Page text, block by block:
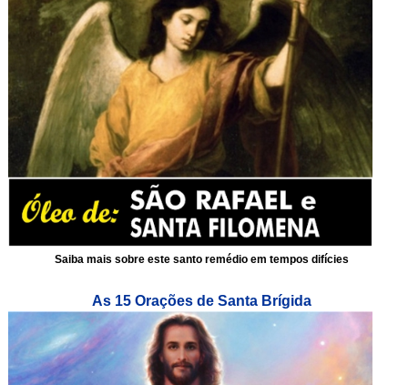
Saiba mais sobre este santo remédio em tempos difícies
As 15 Orações de Santa Brígida